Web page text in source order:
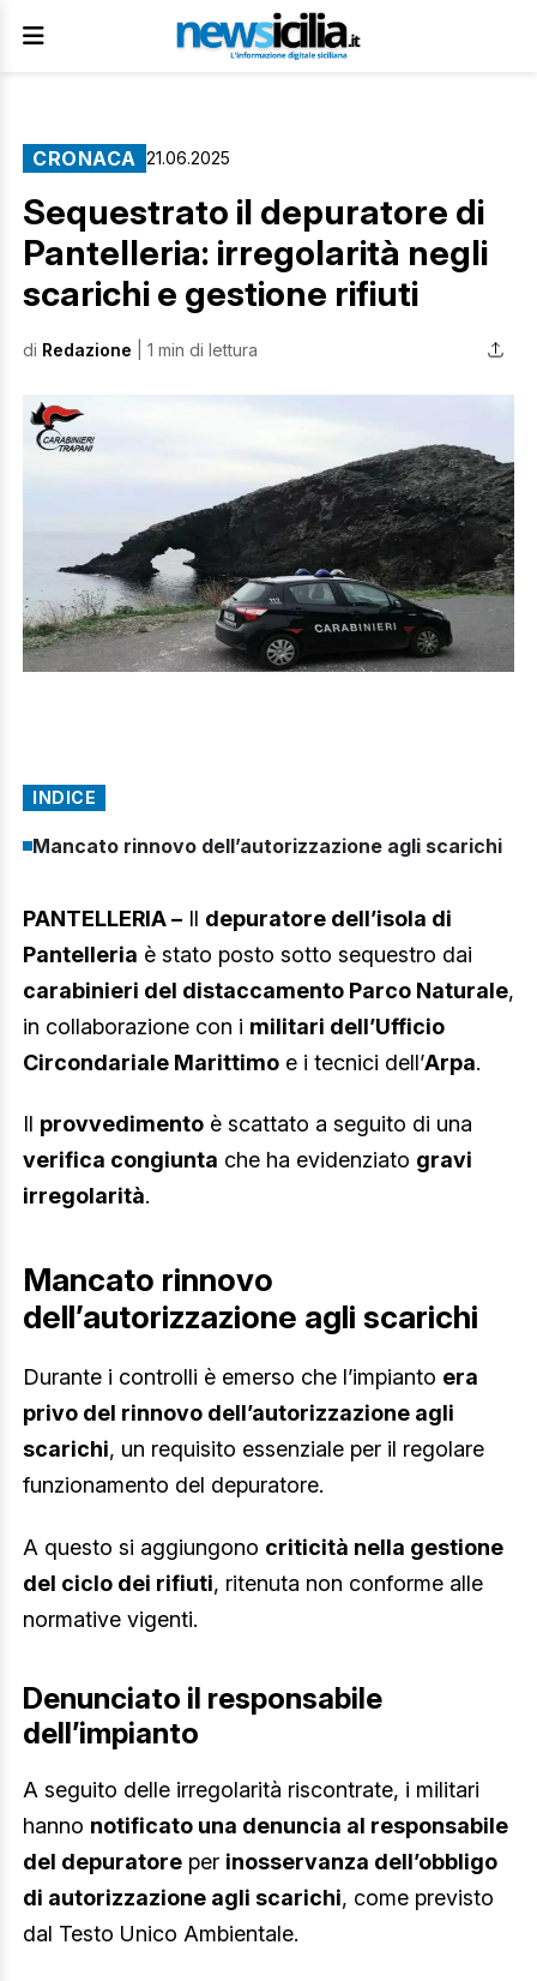
CRONACA 21.06.2025
Sequestrato il depuratore di
Pantelleria: irregolarità negli
scarichi e gestione rifiuti
di Redazione | 1 min di lettura
INDICE
Mancato rinnovo dell’autorizzazione agli scarichi
PANTELLERIA – Il depuratore dell’isola di
Pantelleria è stato posto sotto sequestro dai
carabinieri del distaccamento Parco Naturale,
in collaborazione con i militari dell’Ufficio
Circondariale Marittimo e i tecnici dell’Arpa.
Il provvedimento è scattato a seguito di una
verifica congiunta che ha evidenziato gravi
irregolarità.
Mancato rinnovo
dell’autorizzazione agli scarichi
Durante i controlli è emerso che l’impianto era
privo del rinnovo dell’autorizzazione agli
scarichi, un requisito essenziale per il regolare
funzionamento del depuratore.
A questo si aggiungono criticità nella gestione
del ciclo dei rifiuti, ritenuta non conforme alle
normative vigenti.
Denunciato il responsabile
dell’impianto
A seguito delle irregolarità riscontrate, i militari
hanno notificato una denuncia al responsabile
del depuratore per inosservanza dell’obbligo
di autorizzazione agli scarichi, come previsto
dal Testo Unico Ambientale.